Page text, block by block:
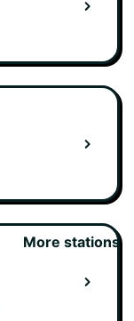
More stations